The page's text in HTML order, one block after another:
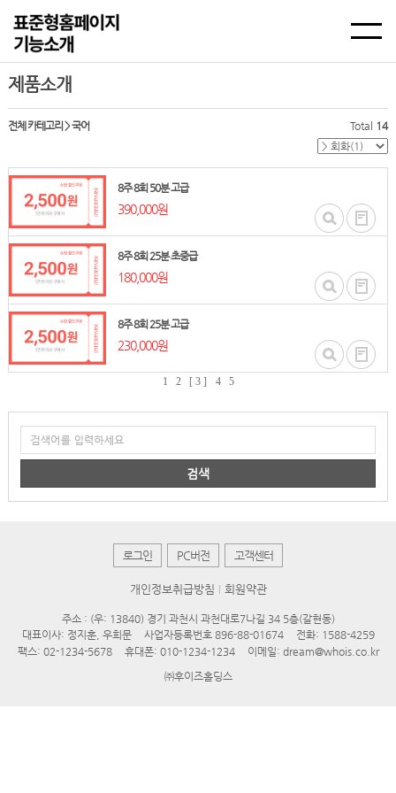
제품소개
전체 카테고리 >국어 Total 14
8주 8회 50분 고급
390,000원
8주 8회 25분 초중급
180,000원
8주 8회 25분 고급
230,000원
1 2 [ 3 ] 4 5
검색
로그인 PC버전 고객센터
개인정보취급방침 회원약관
주소 : (우: 13840) 경기 과천시 과천대로7나길 34 5층(갈현동)
대표이사: 정지훈, 우희문
사업자등록번호 896-88-01674
전화: 1588-4259
팩스: 02-1234-5678
휴대폰: 010-1234-1234
이메일: dream@whois.co.kr
㈜후이즈홀딩스